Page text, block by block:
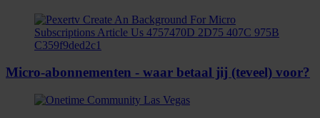
Micro-abonnementen - waar betaal jij (teveel) voor?